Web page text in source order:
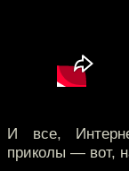
И все,
приколы — вот,